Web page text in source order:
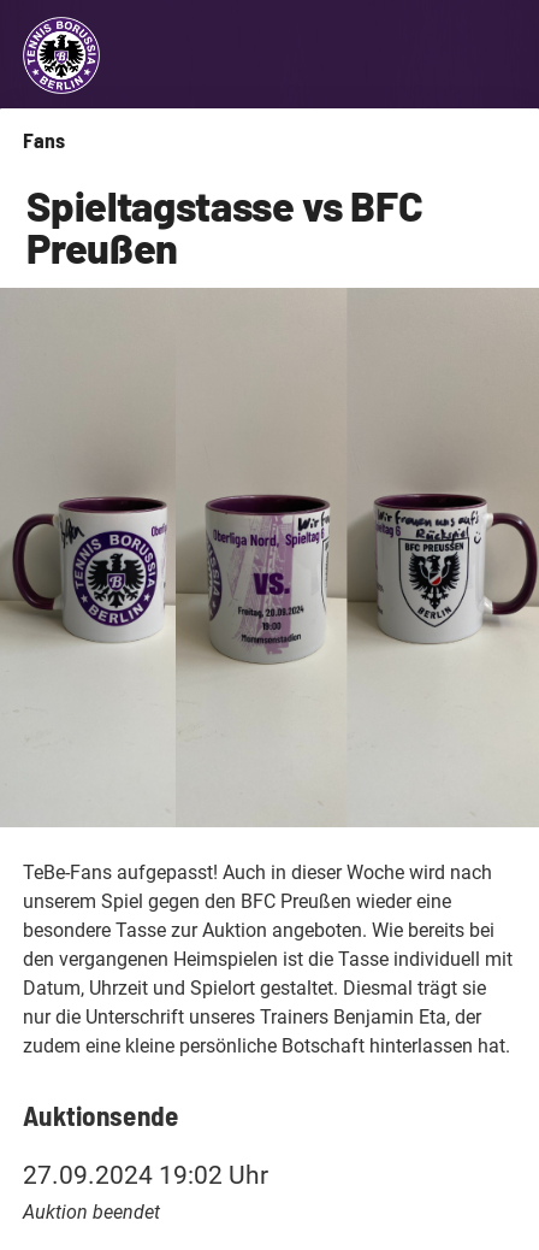
Fans
Spieltagstasse vs BFC
Preußen
TeBe-Fans aufgepasst! Auch in dieser Woche wird nach
unserem Spiel gegen den BFC Preußen wieder eine
besondere Tasse zur Auktion angeboten. Wie bereits bei
den vergangenen Heimspielen ist die Tasse individuell mit
Datum, Uhrzeit und Spielort gestaltet. Diesmal trägt sie
nur die Unterschrift unseres Trainers Benjamin Eta, der
zudem eine kleine persönliche Botschaft hinterlassen hat.
Auktionsende
27.09.2024 19:02 Uhr
Auktion beendet